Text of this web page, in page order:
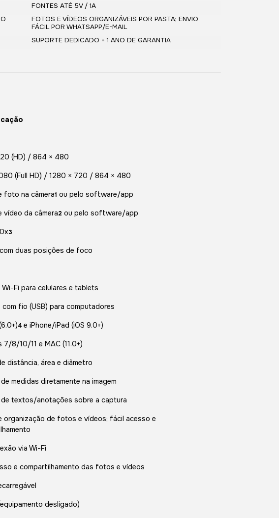
FONTES ATÉ 5V / 1A
FOTOS E VÍDEOS ORGANIZÁVEIS POR PASTA; ENVIO
FÁCIL POR WHATSAPP/E-MAIL
SUPORTE DEDICADO + 1 ANO DE GARANTIA
(HD) / 864 × 480
(Full HD) / 1280 × 720 / 864 × 480
foto na câmera1 ou pelo software/app
vídeo da câmera2 ou pelo software/app
3
duas posições de foco
Wi-Fi para celulares e tablets
com fio (USB) para computadores
4e iPhone/iPad (iOS 9.0+)
7/8/10/11 e MAC (11.0+)
distância, área e diâmetro
medidas diretamente na imagem
de textos/anotações sobre a captura
organização de fotos e vídeos; fácil acesso e
via Wi-Fi
e compartilhamento das fotos e vídeos
desligado)